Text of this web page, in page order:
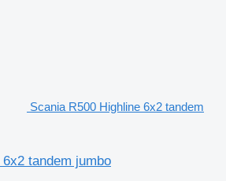
Scania R500 Highline 6x2 tandem
tandem jumbo